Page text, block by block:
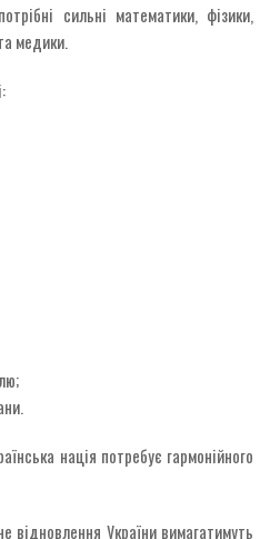
сильні математики, фізики,
медики.
нація потребує гармонійного
відновлення України вимагатимуть